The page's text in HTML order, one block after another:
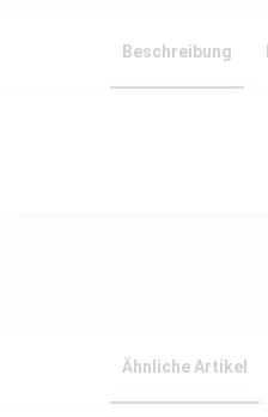
Beschreibung
Ähnliche Artikel